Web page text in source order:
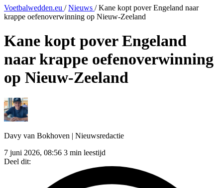
Voetbalwedden.eu / Nieuws / Kane kopt pover Engeland naar
krappe oefenoverwinning op Nieuw-Zeeland
Kane kopt pover Engeland
naar krappe oefenoverwinning
op Nieuw-Zeeland
Davy van Bokhoven | Nieuwsredactie
7 juni 2026, 08:56 3 min leestijd
Deel dit: